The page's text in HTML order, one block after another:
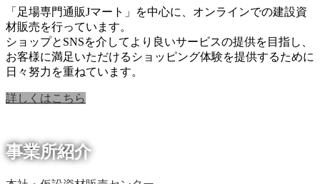
「足場専門通販Jマート」を中心に、オンラインでの建設資
材販売を行っています。
ショップとSNSを介してより良いサービスの提供を目指し、
お客様に満足いただけるショッピング体験を提供するために
日々努力を重ねています。
詳しくはこちら
事業所紹介